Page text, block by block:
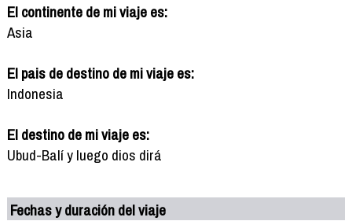
El continente de mi viaje es:
Asia
El pais de destino de mi viaje es:
Indonesia
El destino de mi viaje es:
Ubud-Balí y luego dios dirá
Fechas y duración del viaje